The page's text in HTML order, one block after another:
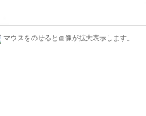
マウスをのせると画像が拡大表示します。